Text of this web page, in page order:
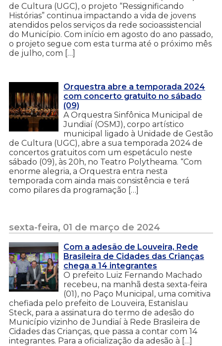
de Cultura (UGC), o projeto “Ressignificando
Histórias” continua impactando a vida de jovens
atendidos pelos serviços da rede socioassistencial
do Município. Com início em agosto do ano passado,
o projeto segue com esta turma até o próximo mês
de julho, com […]
Orquestra abre a temporada 2024
com concerto gratuito no sábado
(09)
A Orquestra Sinfônica Municipal de
Jundiaí (OSMJ), corpo artístico
municipal ligado à Unidade de Gestão
de Cultura (UGC), abre a sua temporada 2024 de
concertos gratuitos com um espetáculo neste
sábado (09), às 20h, no Teatro Polytheama. “Com
enorme alegria, a Orquestra entra nesta
temporada com ainda mais consistência e terá
como pilares da programação […]
sexta-feira, 01 de março de 2024
Com a adesão de Louveira, Rede
Brasileira de Cidades das Crianças
chega a 14 integrantes
O prefeito Luiz Fernando Machado
recebeu, na manhã desta sexta-feira
(01), no Paço Municipal, uma comitiva
chefiada pelo prefeito de Louveira, Estanislau
Steck, para a assinatura do termo de adesão do
Município vizinho de Jundiaí à Rede Brasileira de
Cidades das Crianças, que passa a contar com 14
integrantes. Para a oficialização da adesão à […]